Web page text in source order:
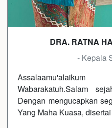
DRA. RATNA
- Kepala
Wabarakatuh.Salam
Dengan mengucapkan
Yang Maha Kuasa,